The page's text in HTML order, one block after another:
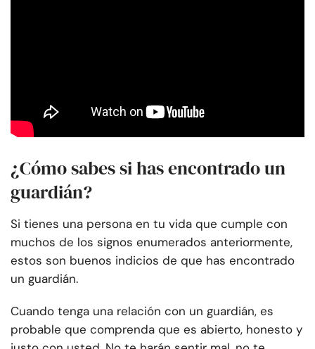
¿Cómo sabes si has encontrado un
guardián?
Si tienes una persona en tu vida que cumple con
muchos de los signos enumerados anteriormente,
estos son buenos indicios de que has encontrado
un guardián.
Cuando tenga una relación con un guardián, es
probable que comprenda que es abierto, honesto y